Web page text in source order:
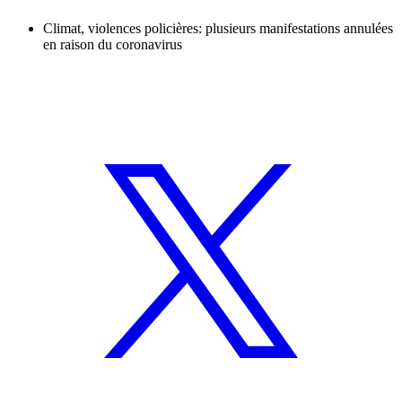
Climat, violences policières: plusieurs manifestations annulées
en raison du coronavirus